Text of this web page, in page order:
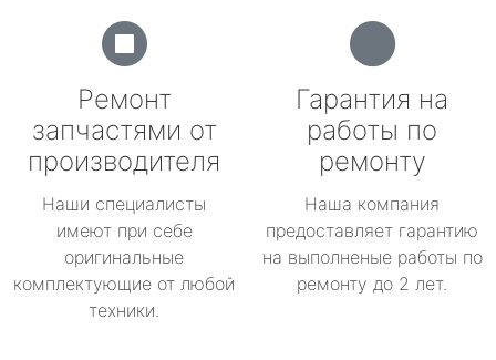
Ремонт
запчастями от
производителя
Наши специалисты
имеют при себе
оригинальные
комплектующие от любой
техники.
Гарантия на
работы по
ремонту
Наша компания
предоставляет гарантию
на выполненые работы по
ремонту до 2 лет.